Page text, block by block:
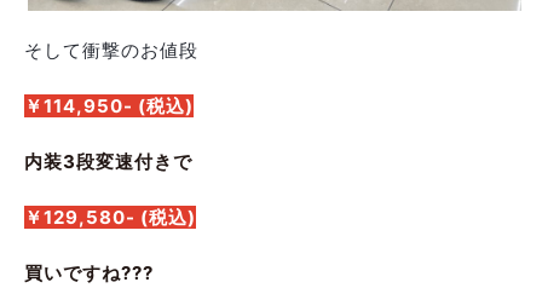
そして衝撃のお値段
￥114,950- (税込)
内装3段変速付きで
￥129,580- (税込)
買いですね???